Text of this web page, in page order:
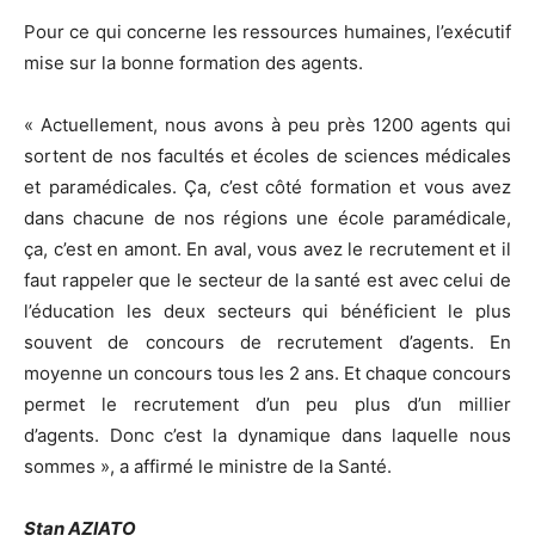
Pour ce qui concerne les ressources humaines, l’exécutif
mise sur la bonne formation des agents.
« Actuellement, nous avons à peu près 1200 agents qui
sortent de nos facultés et écoles de sciences médicales
et paramédicales. Ça, c’est côté formation et vous avez
dans chacune de nos régions une école paramédicale,
ça, c’est en amont. En aval, vous avez le recrutement et il
faut rappeler que le secteur de la santé est avec celui de
l’éducation les deux secteurs qui bénéficient le plus
souvent de concours de recrutement d’agents. En
moyenne un concours tous les 2 ans. Et chaque concours
permet le recrutement d’un peu plus d’un millier
d’agents. Donc c’est la dynamique dans laquelle nous
sommes », a affirmé le ministre de la Santé.
Stan AZIATO